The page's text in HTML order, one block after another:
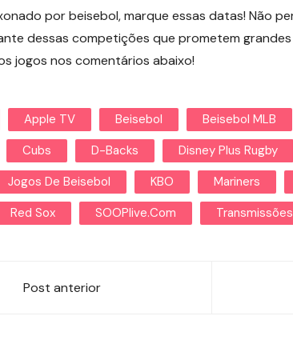
por beisebol, marque essas datas! Não
dessas competições que prometem
jogos nos comentários abaixo!
Apple TV Beisebol Beisebol MLB
Cubs D-Backs Disney Plus Rugby
Jogos De Beisebol KBO Mariners
Red Sox SOOPlive.com
Post anterior